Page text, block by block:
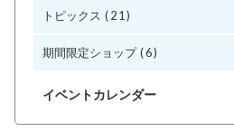
トピックス (21)
期間限定ショップ(6)
イベントカレンダー